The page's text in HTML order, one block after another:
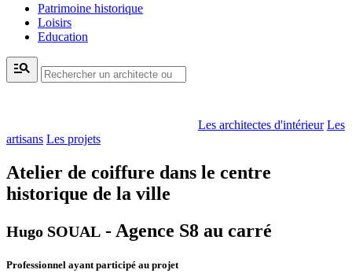
Patrimoine historique
Loisirs
Education
manage_search
Les architectes d'intérieur Les
artisans Les projets
Atelier de coiffure dans le centre
historique de la ville
Hugo SOUAL - Agence S8 au carré
Professionnel ayant participé au projet